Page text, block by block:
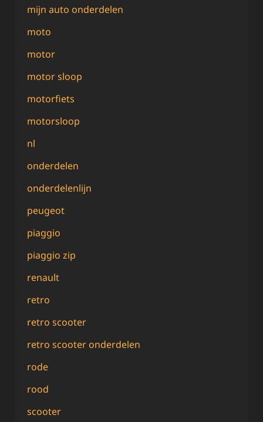
mijn auto onderdelen
moto
motor
motor sloop
motorfiets
motorsloop
nl
onderdelen
onderdelenlijn
peugeot
piaggio
piaggio zip
renault
retro
retro scooter
retro scooter onderdelen
rode
rood
scooter